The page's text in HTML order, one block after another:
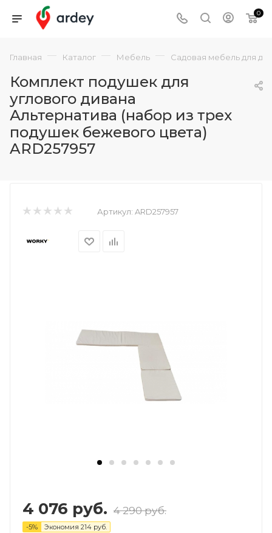
0
Главная — Каталог — Мебель — Садовая мебель для
Комплект подушек для
углового дивана
Альтернатива (набор из трех
подушек бежевого цвета)
ARD257957
Артикул: ARD257957
4 076 руб. 4 290руб.
-5% Экономия 214 руб.